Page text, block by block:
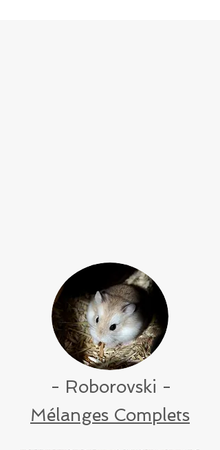
- Roborovski -
Mélanges Complets